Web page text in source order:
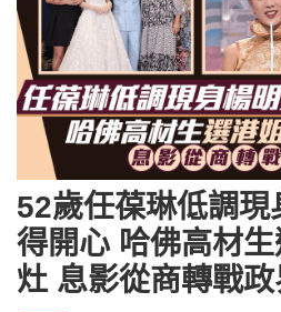
52歲任葆琳低調現
得開心 哈佛高材
灶 息影從商轉戰政